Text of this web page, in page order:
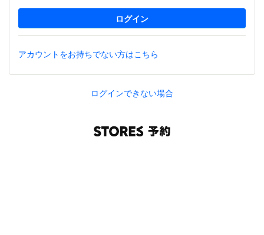
アカウントをお持ちでない方はこちら
ログインできない場合